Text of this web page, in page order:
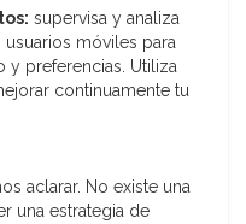
supervisa y analiza
móviles para
preferencias. Utiliza
continuamente tu
aclarar. No existe una
una estrategia de